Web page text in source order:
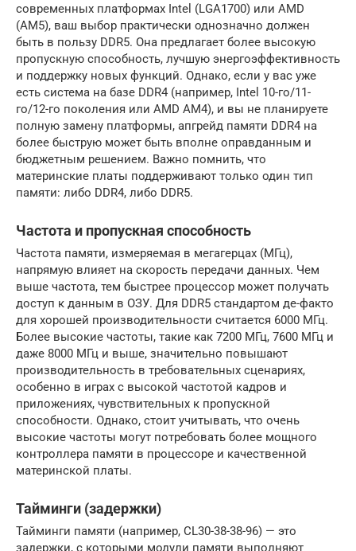
современных платформах Intel (LGA1700) или AMD
(AM5), ваш выбор практически однозначно должен
быть в пользу DDR5. Она предлагает более высокую
пропускную способность, лучшую энергоэффективность
и поддержку новых функций. Однако, если у вас уже
есть система на базе DDR4 (например, Intel 10-го/11-
го/12-го поколения или AMD AM4), и вы не планируете
полную замену платформы, апгрейд памяти DDR4 на
более быструю может быть вполне оправданным и
бюджетным решением. Важно помнить, что
материнские платы поддерживают только один тип
памяти: либо DDR4, либо DDR5.
Частота и пропускная способность
Частота памяти, измеряемая в мегагерцах (МГц),
напрямую влияет на скорость передачи данных. Чем
выше частота, тем быстрее процессор может получать
доступ к данным в ОЗУ. Для DDR5 стандартом де-факто
для хорошей производительности считается 6000 МГц.
Более высокие частоты, такие как 7200 МГц, 7600 МГц и
даже 8000 МГц и выше, значительно повышают
производительность в требовательных сценариях,
особенно в играх с высокой частотой кадров и
приложениях, чувствительных к пропускной
способности. Однако, стоит учитывать, что очень
высокие частоты могут потребовать более мощного
контроллера памяти в процессоре и качественной
материнской платы.
Тайминги (задержки)
Тайминги памяти (например, CL30-38-38-96) — это
задержки, с которыми модули памяти выполняют